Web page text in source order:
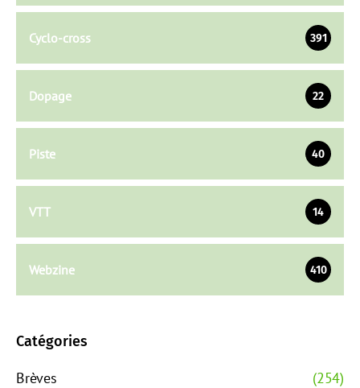
Cyclo-cross 391
Dopage 22
Piste 40
VTT 14
Webzine 410
Catégories
Brèves
(254)